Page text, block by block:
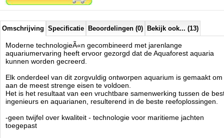
stellen
- oplossingen die zijn ontwikkeld om de meest veeleisende koralen
- gemakkelijk schoon te maken en te onderhouden - verwijderbaar
overlooprooster, ruime kast
- slim ontworpen cascadekamers om het filtratieproces te
ondersteunen
- wees altijd voorbereid - in het geval van een black-out voorkomt de
terugslagklep dat er water in de opvangbak stroomt
ULTRA STIL VOOR MAXIMAAL COMFORT
- anti-vibratieschuim zowel op carter als op display
- zelfnivellerende downflow met geluidsdempende kap op de overloop
- slim ontworpen opvangkamers om stromingsgeluiden te verminderen
- nauwkeurige waterpeilregeling en geluidsonderdrukking door
schuifafsluiter
Omschrijving Specificatie Beoordelingen (0) Bekijk ook... (13)
Moderne technologieÃ«n gecombineerd met jarenlange
aquariumervaring heeft ervoor gezorgd dat de Aquaforest aquaria
kunnen worden gecreerd.
Elk onderdeel van dit zorgvuldig ontworpen aquarium is gemaakt om
aan de meest strenge eisen te voldoen.
Het is het resultaat van een vruchtbare samenwerking tussen de
ingenieurs en aquarianen, resulterend in de beste reefoplossingen.
-geen twijfel over kwaliteit - technologie voor maritieme jachten
toegepast